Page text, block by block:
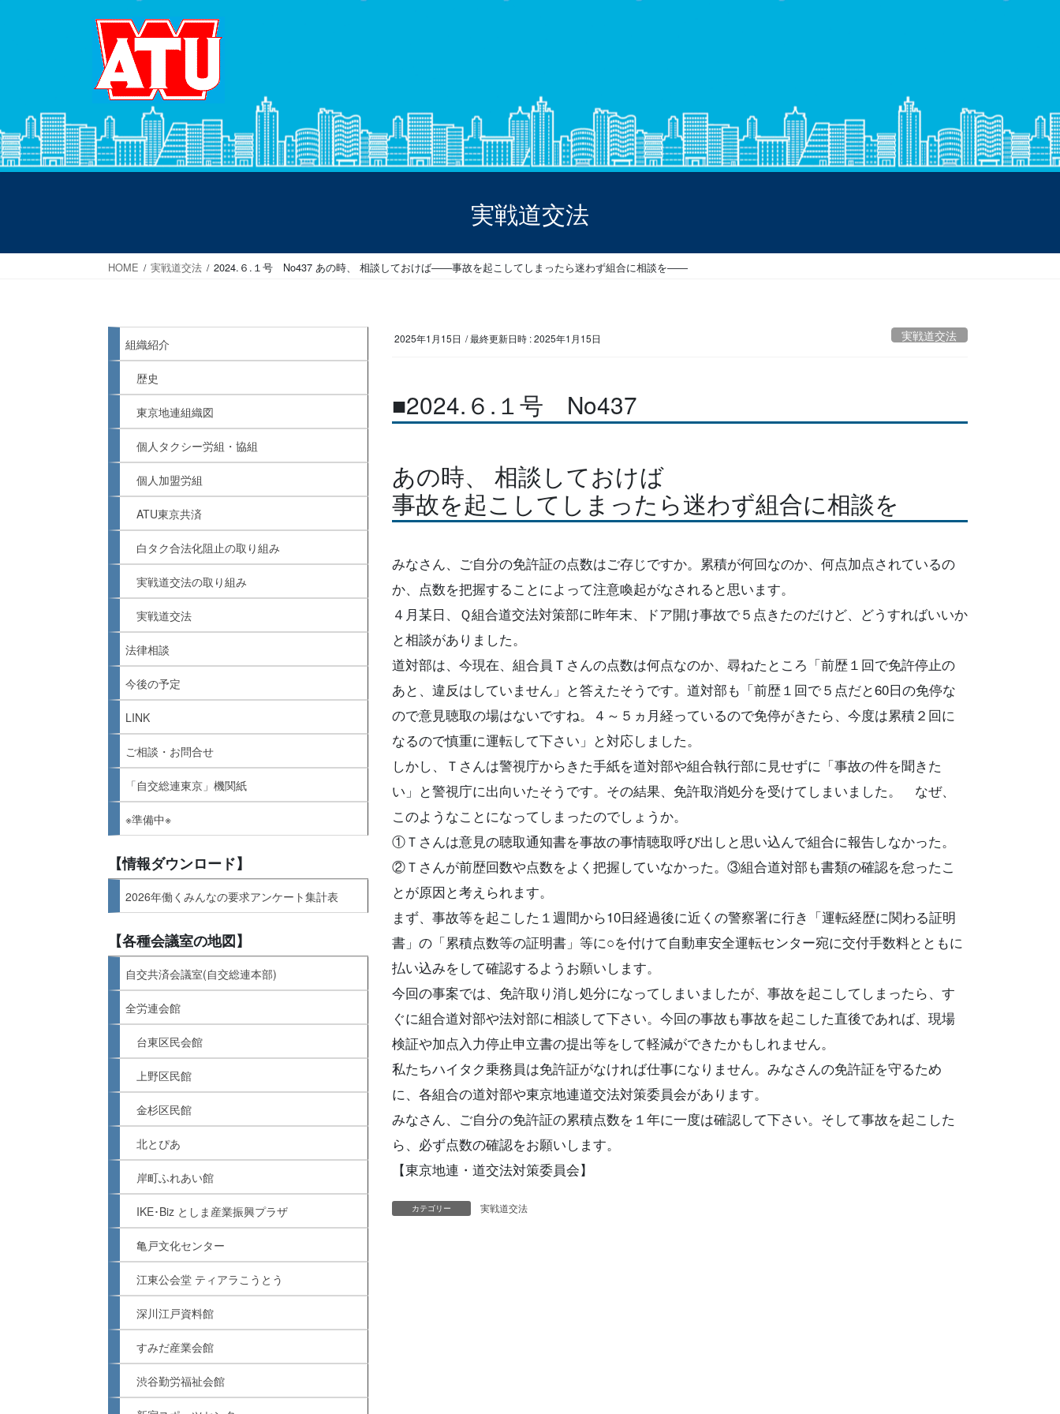
ス
キ
ッ
ン
に
移
実戦道交法
HOME 実戦道交法 2024.６.１号 No437 あの時、 相談しておけば――事故を起こしてしまったら迷わず組合に相談を――
2025年1月15日 / 最終更新日時 :2025年1月15日 実戦道交法
■2024.６.１号 No437
あの時、 相談しておけば
事故を起こしてしまったら迷わず組合に相談を
みなさん、ご自分の免許証の点数はご存じですか。累積が何回なのか、何点加点されているの
か、点数を把握することによって注意喚起がなされると思います。
４月某日、Ｑ組合道交法対策部に昨年末、ドア開け事故で５点きたのだけど、どうすればいいか
と相談がありました。
道対部は、今現在、組合員Ｔさんの点数は何点なのか、尋ねたところ「前歴１回で免許停止の
あと、違反はしていません」と答えたそうです。道対部も「前歴１回で５点だと60日の免停な
ので意見聴取の場はないですね。４～５ヵ月経っているので免停がきたら、今度は累積２回に
なるので慎重に運転して下さい」と対応しました。
しかし、Ｔさんは警視庁からきた手紙を道対部や組合執行部に見せずに「事故の件を聞きた
い」と警視庁に出向いたそうです。その結果、免許取消処分を受けてしまいました。 なぜ、
このようなことになってしまったのでしょうか。
①Ｔさんは意見の聴取通知書を事故の事情聴取呼び出しと思い込んで組合に報告しなかった。
②Ｔさんが前歴回数や点数をよく把握していなかった。③組合道対部も書類の確認を怠ったこ
とが原因と考えられます。
まず、事故等を起こした１週間から10日経過後に近くの警察署に行き「運転経歴に関わる証明
書」の「累積点数等の証明書」等に○を付けて自動車安全運転センター宛に交付手数料とともに
払い込みをして確認するようお願いします。
今回の事案では、免許取り消し処分になってしまいましたが、事故を起こしてしまったら、す
ぐに組合道対部や法対部に相談して下さい。今回の事故も事故を起こした直後であれば、現場
検証や加点入力停止申立書の提出等をして軽減ができたかもしれません。
私たちハイタク乗務員は免許証がなければ仕事になりません。みなさんの免許証を守るため
に、各組合の道対部や東京地連道交法対策委員会があります。
みなさん、ご自分の免許証の累積点数を１年に一度は確認して下さい。そして事故を起こした
ら、必ず点数の確認をお願いします。
【東京地連・道交法対策委員会】
カテゴリー 実戦道交法
組織紹介
歴史
東京地連組織図
個人タクシー労組・協組
個人加盟労組
ATU東京共済
白タク合法化阻止の取り組み
実戦道交法の取り組み
実戦道交法
法律相談
今後の予定
LINK
ご相談・お問合せ
「自交総連東京」機関紙
※準備中※
【情報ダウンロード】
2026年働くみんなの要求アンケート集計表
【各種会議室の地図】
自交共済会議室(自交総連本部)
全労連会館
台東区民会館
上野区民館
金杉区民館
北とぴあ
岸町ふれあい館
IKE･Biz としま産業振興プラザ
亀戸文化センター
江東公会堂 ティアラこうとう
深川江戸資料館
すみだ産業会館
渋谷勤労福祉会館